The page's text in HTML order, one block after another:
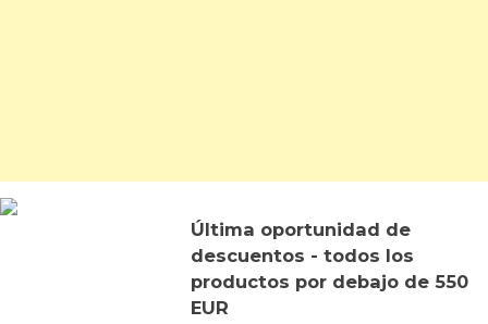
Última oportunidad de
descuentos - todos los
productos por debajo de 550
EUR